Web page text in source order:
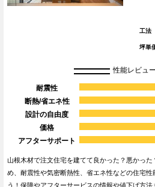
工法
坪単
性能レビュー
耐震性
断熱/省エネ性
設計の自由度
価格
アフターサポート
山根木材で注文住宅を建てて良かった？悪かっ
め、耐震性や気密断熱性、省エネ性などの住宅
う！保障やアフターサービスの情報や値下げ方